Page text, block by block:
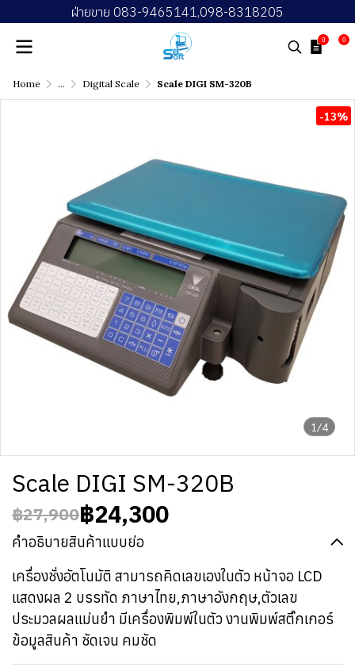
ฝ่ายขาย 083-9465141,098-8318205
0 0
Home ... Digital Scale Scale DIGI SM-320B
1/4
-13%
Scale DIGI SM-320B
฿27,900฿24,300
คำอธิบายสินค้าแบบย่อ
เครื่องชั่งอัตโนมัติ สามารถคิดเลขเองในตัว หน้าจอ LCD
แสดงผล 2 บรรทัด ภาษาไทย,ภาษาอังกฤษ,ตัวเลข
ประมวลผลแม่นยำ มีเครื่องพิมพ์ในตัว งานพิมพ์สติ๊กเกอร์
ข้อมูลสินค้า ชัดเจน คมชัด